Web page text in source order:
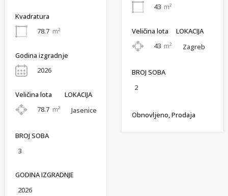
Kvadratura
78.7 m²
Godina izgradnje
2026
Veličina lota
78.7 m²
LOKACIJA
Jasenice
BROJ SOBA
3
GODINA IZGRADNJE
2026
43 m²
Veličina lota
43 m²
LOKACIJA
Zagreb
BROJ SOBA
2
Obnovljeno, Prodaja